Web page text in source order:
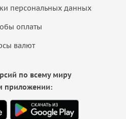
персональных данных
оплаты
валют
по всему миру
приложении: